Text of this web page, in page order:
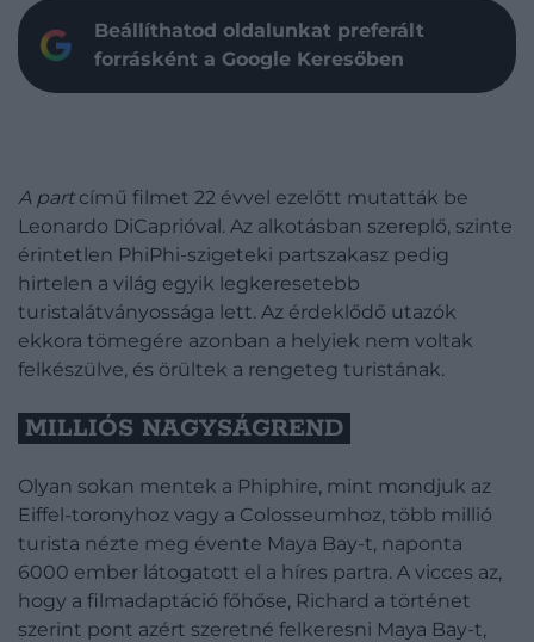
Beállíthatod oldalunkat preferált
forrásként a Google Keresőben
A partcímű filmet 22 évvel ezelőtt mutatták be
Leonardo DiCaprióval. Az alkotásban szereplő, szinte
érintetlen PhiPhi-szigeteki partszakasz pedig
hirtelen a világ egyik legkeresetebb
turistalátványossága lett. Az érdeklődő utazók
ekkora tömegére azonban a helyiek nem voltak
felkészülve, és örültek a rengeteg turistának.
MILLIÓS NAGYSÁGREND
Olyan sokan mentek a Phiphire, mint mondjuk az
Eiffel-toronyhoz vagy a Colosseumhoz, több millió
turista nézte meg évente Maya Bay-t, naponta
6000 ember látogatott el a híres partra. A vicces az,
hogy a filmadaptáció főhőse, Richard a történet
szerint pont azért szeretné felkeresni Maya Bay-t,